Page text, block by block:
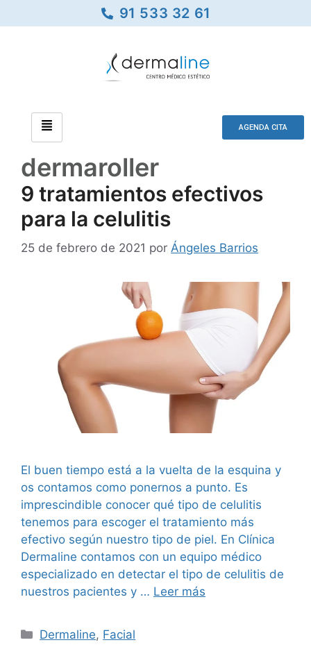
91 533 32 61
AGENDA CITA
dermaroller
9 tratamientos efectivos
para la celulitis
25 de febrero de 2021 por Ángeles Barrios
El buen tiempo está a la vuelta de la esquina y
os contamos como ponernos a punto. Es
imprescindible conocer qué tipo de celulitis
tenemos para escoger el tratamiento más
efectivo según nuestro tipo de piel. En Clínica
Dermaline contamos con un equipo médico
especializado en detectar el tipo de celulitis de
nuestros pacientes y … Leer más
Dermaline, Facial